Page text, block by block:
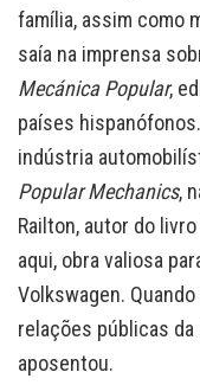
família, assim como
saía na imprensa
Mecánica Popular,
países
indústria
Popular Mechanics,
Railton, autor do
aqui, obra valiosa
Volkswagen.
relações públicas da
aposentou.